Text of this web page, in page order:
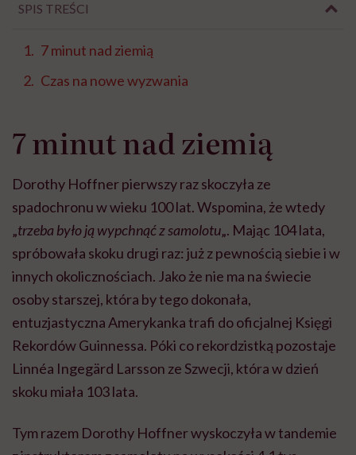
SPIS TREŚCI
7 minut nad ziemią
Czas na nowe wyzwania
7 minut nad ziemią
Dorothy Hoffner pierwszy raz skoczyła ze
spadochronu w wieku 100 lat. Wspomina, że wtedy
„trzeba było ją wypchnąć z samolotu„. Mając 104 lata,
spróbowała skoku drugi raz: już z pewnością siebie i w
innych okolicznościach. Jako że nie ma na świecie
osoby starszej, która by tego dokonała,
entuzjastyczna Amerykanka trafi do oficjalnej Księgi
Rekordów Guinnessa. Póki co rekordzistką pozostaje
Linnéa Ingegärd Larsson ze Szwecji, która w dzień
skoku miała 103 lata.
Tym razem Dorothy Hoffner wyskoczyła w tandemie